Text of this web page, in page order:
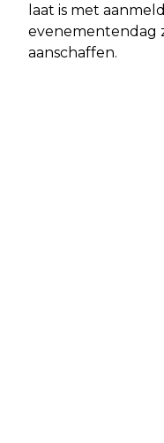
laat is met
evenementendag
aanschaffen.